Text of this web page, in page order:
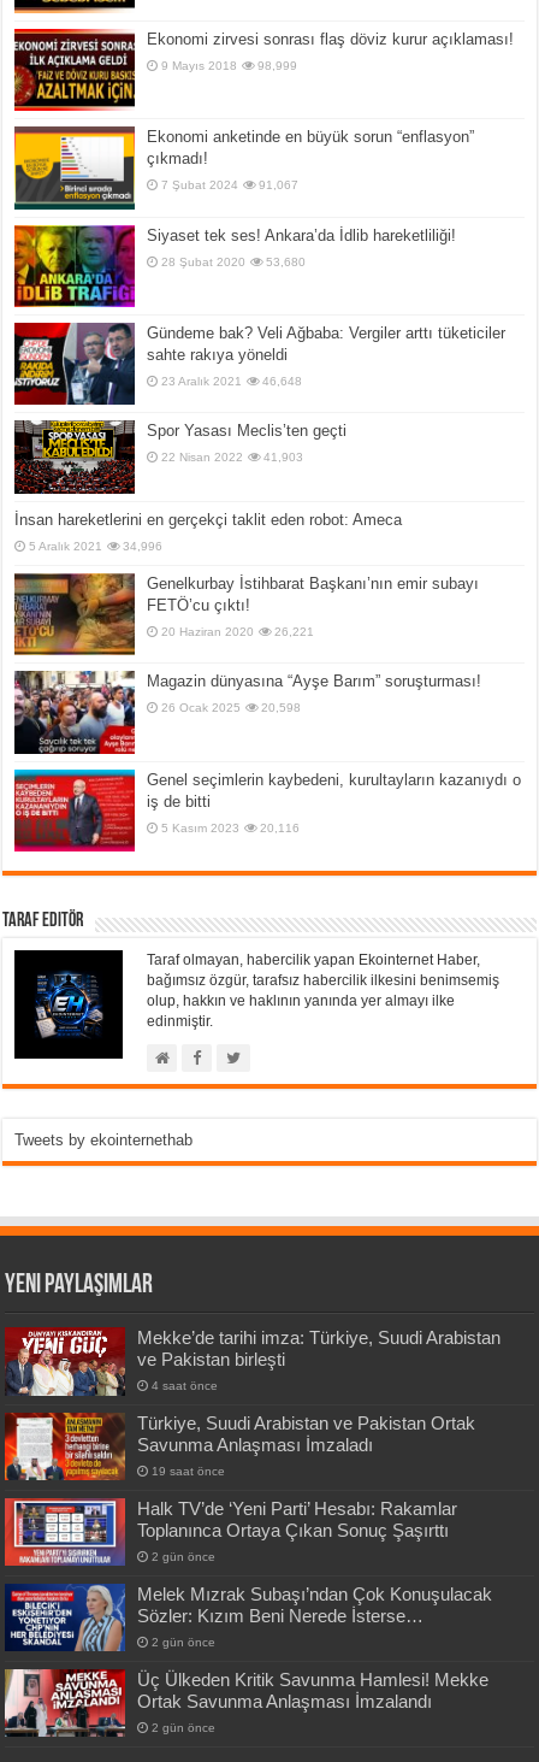
Ekonomi zirvesi sonrası flaş döviz kurur açıklaması!
9 Mayıs 2018 98,999
Ekonomi anketinde en büyük sorun “enflasyon”
çıkmadı!
7 Şubat 2024 91,067
Siyaset tek ses! Ankara’da İdlib hareketliliği!
28 Şubat 2020 53,680
Gündeme bak? Veli Ağbaba: Vergiler arttı tüketiciler
sahte rakıya yöneldi
23 Aralık 2021 46,648
Spor Yasası Meclis’ten geçti
22 Nisan 2022 41,903
İnsan hareketlerini en gerçekçi taklit eden robot: Ameca
5 Aralık 2021 34,996
Genelkurbay İstihbarat Başkanı’nın emir subayı
FETÖ’cu çıktı!
20 Haziran 2020 26,221
Magazin dünyasına “Ayşe Barım” soruşturması!
26 Ocak 2025 20,598
Genel seçimlerin kaybedeni, kurultayların kazanıydı o
iş de bitti
5 Kasım 2023 20,116
Taraf Editör
Taraf olmayan, habercilik yapan Ekointernet Haber,
bağımsız özgür, tarafsız habercilik ilkesini benimsemiş
olup, hakkın ve haklının yanında yer almayı ilke
edinmiştir.
Tweets by ekointernethab
Yeni Paylaşımlar
Mekke’de tarihi imza: Türkiye, Suudi Arabistan
ve Pakistan birleşti
4 saat önce
Türkiye, Suudi Arabistan ve Pakistan Ortak
Savunma Anlaşması İmzaladı
19 saat önce
Halk TV’de ‘Yeni Parti’ Hesabı: Rakamlar
Toplanınca Ortaya Çıkan Sonuç Şaşırttı
2 gün önce
Melek Mızrak Subaşı’ndan Çok Konuşulacak
Sözler: Kızım Beni Nerede İsterse…
2 gün önce
Üç Ülkeden Kritik Savunma Hamlesi! Mekke
Ortak Savunma Anlaşması İmzalandı
2 gün önce